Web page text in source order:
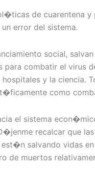
de cuarentena y
error del sistema.
social,
para combatir el virus
y la ciencia.
como
el sistema
recalcar que
salvando vidas
de muertos